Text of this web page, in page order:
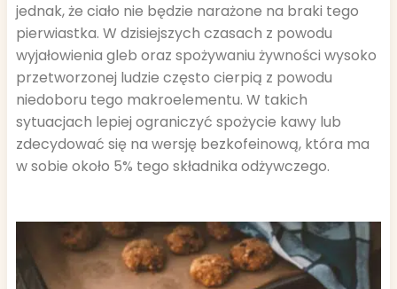
jednak, że ciało nie będzie narażone na braki tego
pierwiastka. W dzisiejszych czasach z powodu
wyjałowienia gleb oraz spożywaniu żywności wysoko
przetworzonej ludzie często cierpią z powodu
niedoboru tego makroelementu. W takich
sytuacjach lepiej ograniczyć spożycie kawy lub
zdecydować się na wersję bezkofeinową, która ma
w sobie około 5% tego składnika odżywczego.